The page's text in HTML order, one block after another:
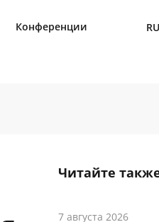
Конференции RU
Читайте
7 августа 2026